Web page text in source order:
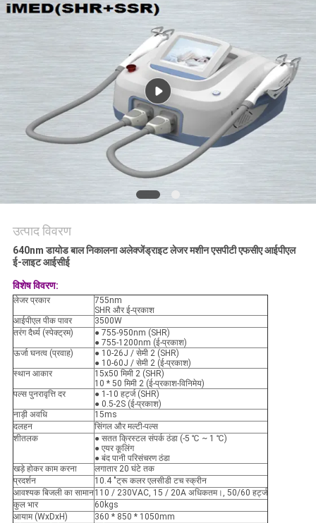
उत्पाद विवरण
640nm डायोड बाल निकालना अलेक्जेंड्राइट लेजर मशीन एसपीटी एफसीए आईपीएल
ई-लाइट आईसीई
विशेष विवरण:
लेजर प्रकार
755nm
SHR और ई-प्रकाश
आईपीएल पीक पावर
3500W
तरंग दैर्ध्य (स्पेक्ट्रम)
● 755-950nm (SHR)
● 755-1200nm (ई-प्रकाश)
ऊर्जा घनत्व (प्रवाह)
● 10-26J / सेमी 2 (SHR)
● 10-60J / सेमी 2 (ई-प्रकाश)
स्थान आकार
15x50 मिमी 2 (SHR)
10 * 50 मिमी 2 (ई-प्रकाश-विनिमेय)
पल्स पुनरावृत्ति दर
● 1-10 हर्ट्ज (SHR)
● 0.5-2S (ई-प्रकाश)
नाड़ी अवधि
15ms
दलहन
सिंगल और मल्टी-पल्स
शीतलक
● सतत क्रिस्टल संपर्क ठंडा (-5 ℃ ~ 1 ℃)
● एयर कूलिंग
● बंद पानी परिसंचरण ठंडा
खड़े होकर काम करना
लगातार 20 घंटे तक
प्रदर्शन
10.4 "ट्रू कलर एलसीडी टच स्क्रीन
आवश्यक बिजली का सामान110 / 230VAC, 15 / 20A अधिकतम।, 50/60 हर्ट्ज
कुल भार
60kgs
आयाम (WxDxH)
360 * 850 * 1050mm